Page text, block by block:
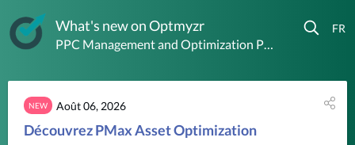
What's new on Optmyzr
PPC Management and Optimization Platform
NEW Août 06, 2026
Découvrez PMax Asset Optimization